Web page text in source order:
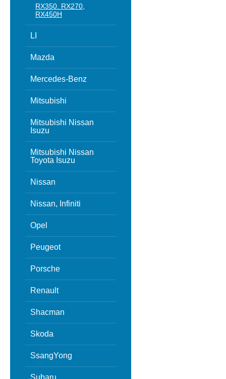
RX350. RX270,
RX450H
LI
Mazda
Mercedes-Benz
Mitsubishi
Mitsubishi Nissan
Isuzu
Mitsubishi Nissan
Toyota Isuzu
Nissan
Nissan, Infiniti
Opel
Peugeot
Porsche
Renault
Shacman
Skoda
SsangYong
Subaru